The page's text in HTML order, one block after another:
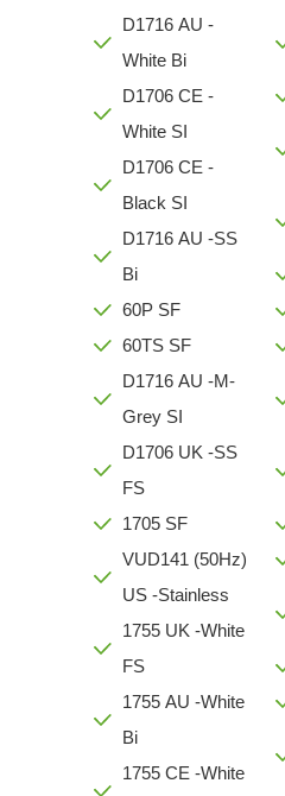
D1716 AU -
White Bi
D1706 CE -
White SI
D1706 CE -
Black SI
D1716 AU -SS
Bi
60P SF
60TS SF
D1716 AU -M-
Grey SI
D1706 UK -SS
FS
1705 SF
VUD141 (50Hz)
US -Stainless
1755 UK -White
FS
1755 AU -White
Bi
1755 CE -White